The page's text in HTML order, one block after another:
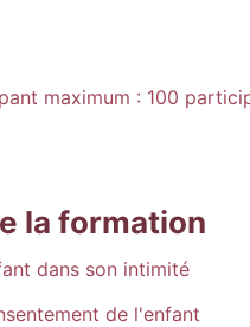
maximum : 100
la formation
dans son intimité
de l'enfant